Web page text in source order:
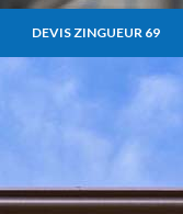
DEVIS ZINGUEUR 69